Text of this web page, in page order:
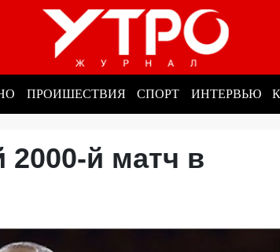
ПРОИШЕСТВИЯ СПОРТ ИНТЕРВЬЮ
й матч в